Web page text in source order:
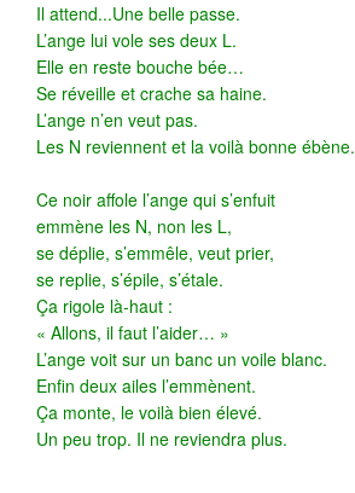
Il attend...Une belle passe.
L’ange lui vole ses deux L.
Elle en reste bouche bée…
Se réveille et crache sa haine.
L’ange n’en veut pas.
Les N reviennent et la voilà bonne ébène.
Ce noir affole l’ange qui s’enfuit
emmène les N, non les L,
se déplie, s’emmêle, veut prier,
se replie, s’épile, s’étale.
Ça rigole là-haut :
« Allons, il faut l’aider… »
L’ange voit sur un banc un voile blanc.
Enfin deux ailes l’emmènent.
Ça monte, le voilà bien élevé.
Un peu trop. Il ne reviendra plus.